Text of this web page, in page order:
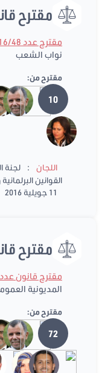
مقترح
مقترح عدد 2016/48
نواب الشعب
مقترح من:
10
اللجان :
لجنة
القوانين
11 جويلية 2016
مقترح
مقترح قانون عدد 2016/36
المديونية
مقترح من:
72